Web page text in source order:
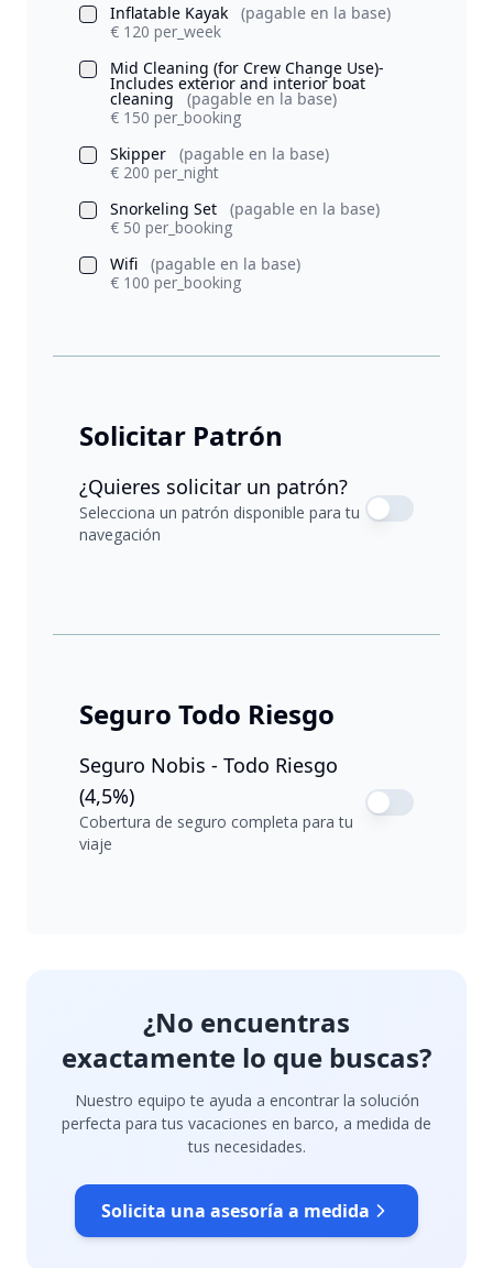
Inflatable Kayak
(pagable en la base)
€ 120 per_week
Mid Cleaning (for Crew Change Use)-
Includes exterior and interior boat
cleaning
(pagable en la base)
€ 150 per_booking
Skipper
(pagable en la base)
€ 200 per_night
Snorkeling Set
(pagable en la base)
€ 50 per_booking
Wifi
(pagable en la base)
€ 100 per_booking
Solicitar Patrón
¿Quieres solicitar un patrón?
Selecciona un patrón disponible para tu
navegación
Seguro Todo Riesgo
Seguro Nobis - Todo Riesgo
(4,5%)
Cobertura de seguro completa para tu
viaje
¿No encuentras
exactamente lo que buscas?
Nuestro equipo te ayuda a encontrar la solución
perfecta para tus vacaciones en barco, a medida de
tus necesidades.
Solicita una asesoría a medida